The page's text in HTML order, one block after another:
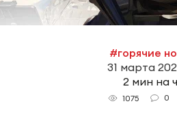
#горячие
31 марта
2 мин на
1075 0